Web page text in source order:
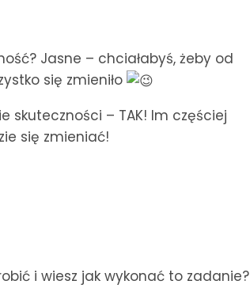
Jasne – chciałabyś, żeby od
się zmieniło
skuteczności – TAK! Im częściej
się zmieniać!
i wiesz jak wykonać to zadanie?